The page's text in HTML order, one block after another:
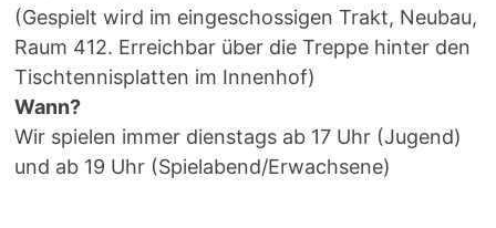
(Gespielt wird im eingeschossigen Trakt, Neubau,
Raum 412. Erreichbar über die Treppe hinter den
Tischtennisplatten im Innenhof)
Wann?
Wir spielen immer dienstags ab 17 Uhr (Jugend)
und ab 19 Uhr (Spielabend/Erwachsene)